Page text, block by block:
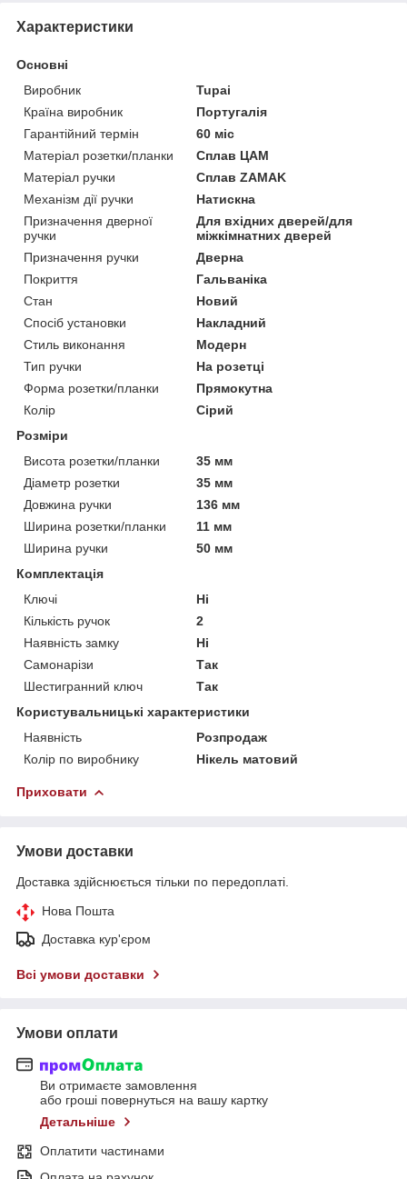
Характеристики
Основні
Виробник
Tupai
Країна виробник
Португалія
Гарантійний термін
60 міс
Матеріал розетки/планки
Сплав ЦАМ
Матеріал ручки
Сплав ZAMAK
Механізм дії ручки
Натискна
Призначення дверної
ручки
Для вхідних дверей/для
міжкімнатних дверей
Призначення ручки
Дверна
Покриття
Гальваніка
Стан
Новий
Спосіб установки
Накладний
Стиль виконання
Модерн
Тип ручки
На розетці
Форма розетки/планки
Прямокутна
Колір
Сірий
Розміри
Висота розетки/планки
35 мм
Діаметр розетки
35 мм
Довжина ручки
136 мм
Ширина розетки/планки
11 мм
Ширина ручки
50 мм
Комплектація
Ключі
Ні
Кількість ручок
2
Наявність замку
Ні
Самонарізи
Так
Шестигранний ключ
Так
Користувальницькі характеристики
Наявність
Розпродаж
Колір по виробнику
Нікель матовий
Приховати
Умови доставки
Доставка здійснюється тільки по передоплаті.
Нова Пошта
Доставка кур'єром
Всі умови доставки
Умови оплати
Ви отримаєте замовлення
або гроші повернуться на вашу картку
Детальніше
Оплатити частинами